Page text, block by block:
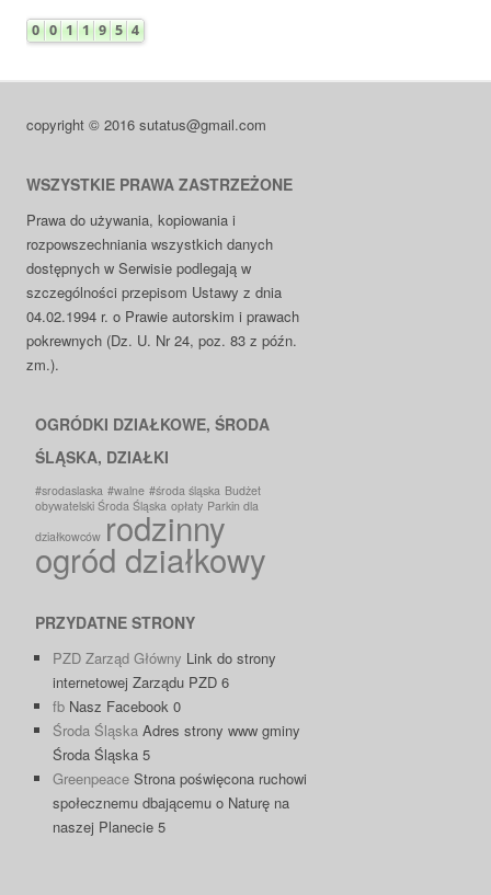
copyright © 2016 sutatus@gmail.com
WSZYSTKIE PRAWA ZASTRZEŻONE
Prawa do używania, kopiowania i
rozpowszechniania wszystkich danych
dostępnych w Serwisie podlegają w
szczególności przepisom Ustawy z dnia
04.02.1994 r. o Prawie autorskim i prawach
pokrewnych (Dz. U. Nr 24, poz. 83 z późn.
zm.).
OGRÓDKI DZIAŁKOWE, ŚRODA
ŚLĄSKA, DZIAŁKI
#srodaslaska #walne #środa śląska Budżet
obywatelski Środa Śląska opłaty Parkin dla
działkowców rodzinny
ogród działkowy
PRZYDATNE STRONY
PZD Zarząd Główny Link do strony
internetowej Zarządu PZD 6
fb Nasz Facebook 0
Środa Śląska Adres strony www gminy
Środa Śląska 5
Greenpeace Strona poświęcona ruchowi
społecznemu dbającemu o Naturę na
naszej Planecie 5